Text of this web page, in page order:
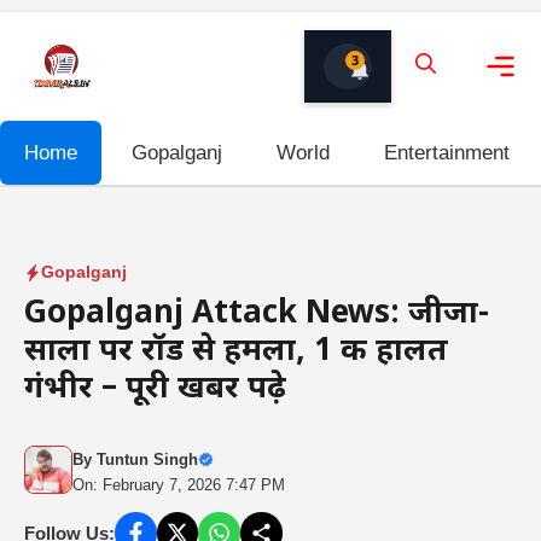
content
3
Home Gopalganj World Entertainment
Gopalganj
Gopalganj Attack News: जीजा-
साला पर रॉड से हमला, 1 की हालत
गंभीर – पूरी खबर पढ़े
By Tuntun Singh
On: February 7, 2026 7:47 PM
Follow Us: